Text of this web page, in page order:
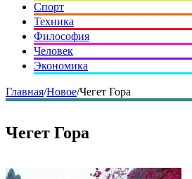
Спорт
Техника
Философия
Человек
Экономика
Главная/Новое/Чегет Гора
Чегет Гора